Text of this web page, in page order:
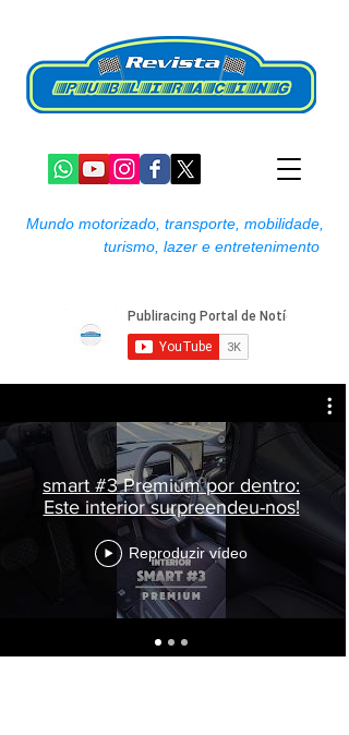
Mundo motorizado, transporte, mobilidade,
turismo, lazer e entretenimento
smart #3 Premium por dentro:
Este interior surpreendeu-nos!
Reproduzir vídeo